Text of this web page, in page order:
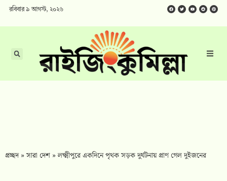
রবিবার ৯ আগস্ট, ২০২৬
প্রচ্ছদ»সারা দেশ »লক্ষ্মীপুরে একদিনে পৃথক সড়ক দুর্ঘটনায় প্রাণ গেল দুইজনের